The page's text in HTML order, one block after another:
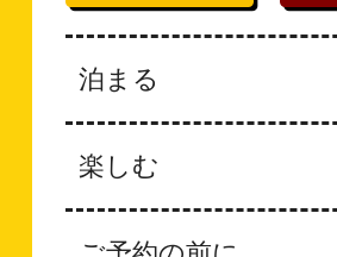
泊まる
楽しむ